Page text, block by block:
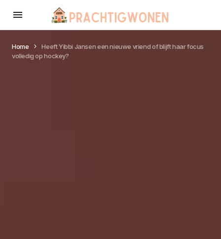
Home
Heeft Yibbi Jansen een nieuwe vriend of blijft haar focus
volledig op hockey?